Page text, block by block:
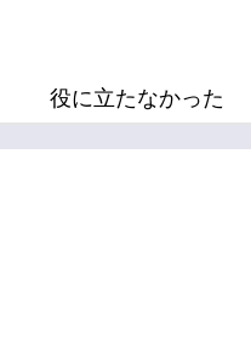
役に立たなかった